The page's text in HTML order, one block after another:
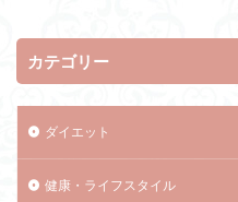
カテゴリー
ダイエット
健康・ライフスタイル